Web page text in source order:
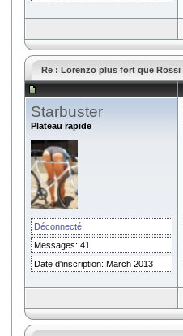
Re : Lorenzo plus fort que Rossi
Starbuster
Plateau rapide
Déconnecté
Messages: 41
Date d'inscription: March 2013